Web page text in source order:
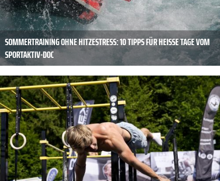
SOMMERTRAINING OHNE HITZESTRESS: 10 TIPPS FÜR HEISSE TAGE VOM S
PORTAKTIV-DOC